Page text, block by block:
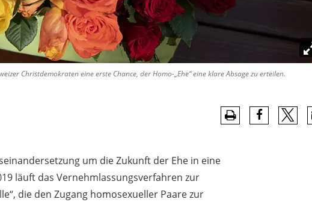
Christdemokraten eine erste Chance, der Homo-„Ehe“ eine klare Absage zu erteilen.
um die Zukunft der Ehe in eine
läuft das Vernehmlassungsverfahren zur
die den Zugang homosexueller Paare zur